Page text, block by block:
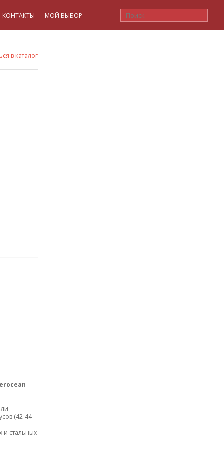
КОНТАКТЫ МОЙ ВЫБОР
в каталог
(42-44-
и стальных